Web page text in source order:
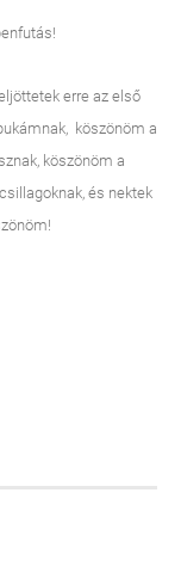
erre az első
köszönöm a
köszönöm a
és nektek